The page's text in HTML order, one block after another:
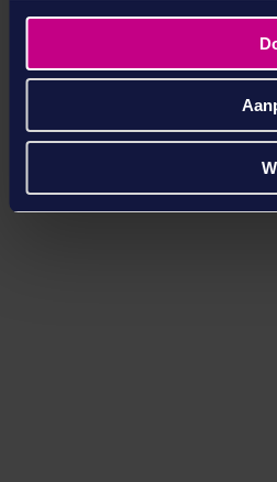
proceseigenaar
digitaal en